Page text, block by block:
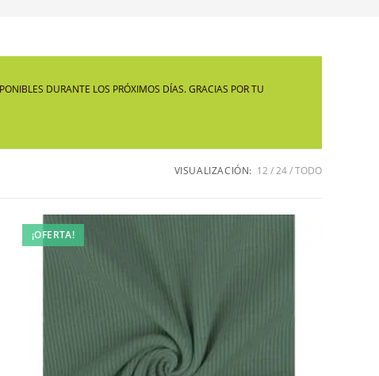
WEB
DURANTE LOS PRÓXIMOS DÍAS. GRACIAS POR TU
VISUALIZACIÓN: 12 24 TODO
¡OFERTA!